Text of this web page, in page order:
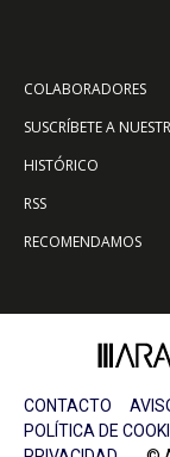
COLABORADORES
SUSCRÍBETE A
HISTÓRICO
RSS
RECOMENDAMOS
CONTACTO
POLÍTICA DE